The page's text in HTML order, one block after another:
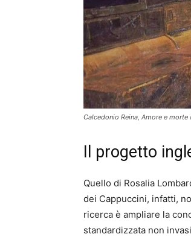
Calcedonio Reina, Amore e morte
Il progetto
Quello di Rosalia
dei Cappuccini, infatti,
ricerca è ampliare la
standardizzata non